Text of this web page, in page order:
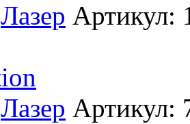
Лазер Артикул:
Лазер Артикул: